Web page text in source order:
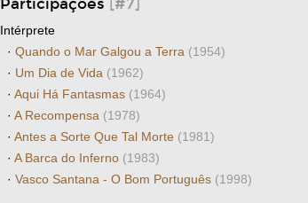
Participações [#7]
Intérprete
· Quando o Mar Galgou a Terra (1954)
· Um Dia de Vida (1962)
· Aqui Há Fantasmas (1964)
· A Recompensa (1978)
· Antes a Sorte Que Tal Morte (1981)
· A Barca do Inferno (1983)
· Vasco Santana - O Bom Português (1998)